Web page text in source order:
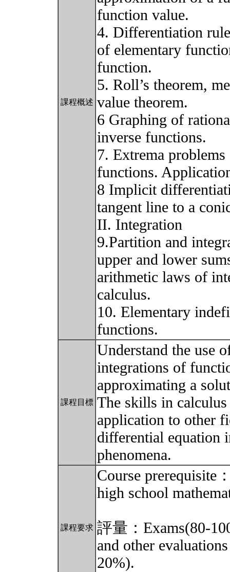
課程概述
function value.
4. Differentiation
of elementary
function.
5. Roll’s theorem,
value theorem.
6 Graphing of
inverse functions.
7. Extrema
functions.
8 Implicit
tangent line to a
II. Integration
9.Partition and
upper and lower
arithmetic laws of
calculus.
10. Elementary
functions.
課程目標
Understand the use
integrations of
approximating a
The skills in
application to other
differential equation
phenomena.
課程要求
Course prerequisite
high school
評量：Exams(80-
and other
20%).